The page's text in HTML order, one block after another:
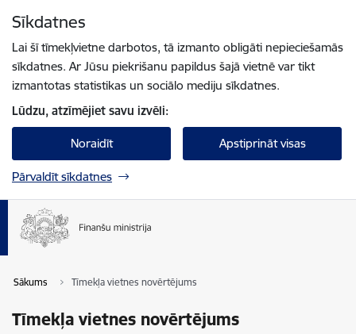
Sīkdatnes
Lai šī tīmekļvietne darbotos, tā izmanto obligāti nepieciešamās
sīkdatnes. Ar Jūsu piekrišanu papildus šajā vietnē var tikt
izmantotas statistikas un sociālo mediju sīkdatnes.
Lūdzu, atzīmējiet savu izvēli:
Noraidīt Apstiprināt visas
Pārvaldīt sīkdatnes
Sākums Tīmekļa vietnes novērtējums
Tīmekļa vietnes novērtējums